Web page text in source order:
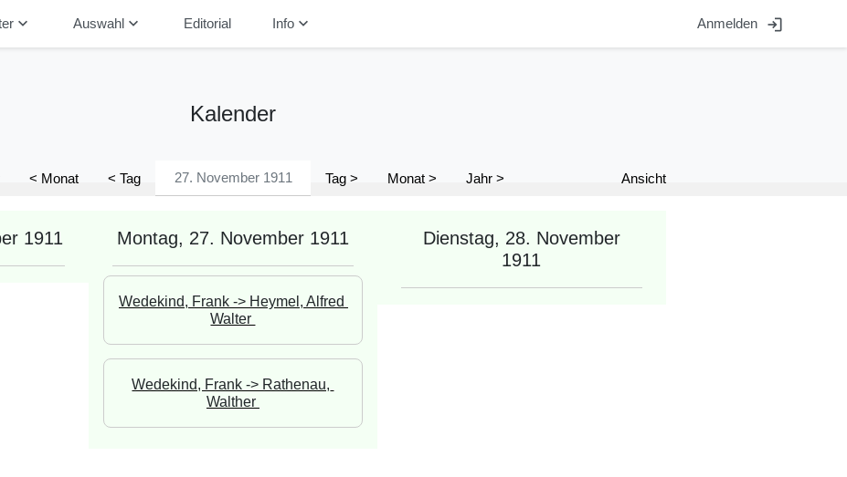
keyboard_arrow_down Auswahlkeyboard_arrow_down Editorial Infokeyboard_arrow_down Anmelden login
Kalender
< Monat < Tag Tag > Monat > Jahr > Ansicht
1911 Montag, 27. November 1911
Wedekind, Frank -> Heymel, Alfred
Walter
Wedekind, Frank -> Rathenau,
Walther
Dienstag, 28. November
1911